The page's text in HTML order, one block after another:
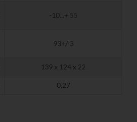
-10...+ 55
93+/-3
139 x 124 x 22
0,27